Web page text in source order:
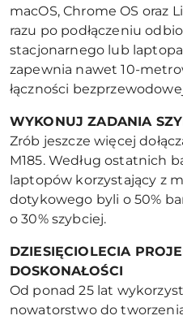
macOS, Chrome OS oraz
razu po podłączeniu
stacjonarnego lub
zapewnia nawet 10-
łączności
WYKONUJ ZADANIA
Zrób jeszcze więcej
M185. Według ostatnich
laptopów korzystający z
dotykowego byli o 50%
o 30% szybciej.
DZIESIĘCIOLECIA
DOSKONAŁOŚCI
Od ponad 25 lat
nowatorstwo do